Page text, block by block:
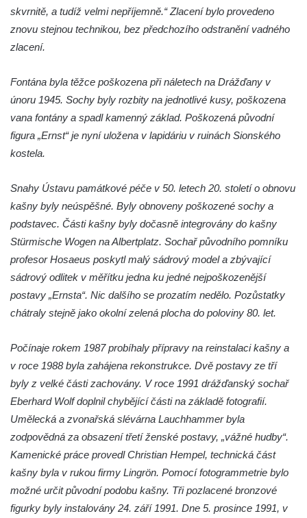
Kašna na Masarykově náměstí ve Vyškově
Zpívající fontána na Masarykově náměstí v
náměstí v Teplicích
Kašna v parku na Lázeňském náměstí u
lázeňského domu Beethoven v Teplicích
Kašna na Laubeho náměstí u Císařských
lázní v Teplicích
Porcelánová kašna na křižovatce u
Krušnohorského divadla v Teplicích
Porcelánová fontána v areálu Českého
porcelánu v Dubí
Kašna v parku před kostelem
Neposkvrněného početí Panny Marie v
Kašna u Nerudovy studánky v Běhánkách
Vodní kaskáda pod schodištěm u jižní
terasní zdí v zámeckém parku v
Libochovicích
Kašna pod jižní terasní zdí v zámeckém
parku v Libochovicích
Kašna v zámeckém parku v Libochovicích
skvrnitě, a tudíž velmi nepříjemně.“ Zlacení bylo provedeno
znovu stejnou technikou, bez předchozího odstranění vadného
zlacení.
Fontána byla těžce poškozena při náletech na Drážďany v
únoru 1945. Sochy byly rozbity na jednotlivé kusy, poškozena
vana fontány a spadl kamenný základ. Poškozená původní
figura „Ernst“ je nyní uložena v lapidáriu v ruinách Sionského
kostela.
Snahy Ústavu památkové péče v 50. letech 20. století o obnovu
kašny byly neúspěšné. Byly obnoveny poškozené sochy a
podstavec. Části kašny byly dočasně integrovány do kašny
Stürmische Wogen na Albertplatz. Sochař původního pomníku
profesor Hosaeus poskytl malý sádrový model a zbývající
sádrový odlitek v měřítku jedna ku jedné nejpoškozenější
postavy „Ernsta“. Nic dalšího se prozatím nedělo. Pozůstatky
chátraly stejně jako okolní zelená plocha do poloviny 80. let.
Počínaje rokem 1987 probíhaly přípravy na reinstalaci kašny a
v roce 1988 byla zahájena rekonstrukce. Dvě postavy ze tří
byly z velké části zachovány. V roce 1991 drážďanský sochař
Eberhard Wolf doplnil chybějící části na základě fotografií.
Umělecká a zvonařská slévárna Lauchhammer byla
zodpovědná za obsazení třetí ženské postavy, „vážné hudby“.
Kamenické práce provedl Christian Hempel, technická část
kašny byla v rukou firmy Lingrön. Pomocí fotogrammetrie bylo
možné určit původní podobu kašny. Tři pozlacené bronzové
figurky byly instalovány 24. září 1991. Dne 5. prosince 1991, v